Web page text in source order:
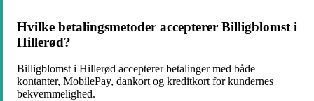
Hvilke betalingsmetoder accepterer Billigblomst i
Hillerød?
Billigblomst i Hillerød accepterer betalinger med både
kontanter, MobilePay, dankort og kreditkort for kundernes
bekvemmelighed.